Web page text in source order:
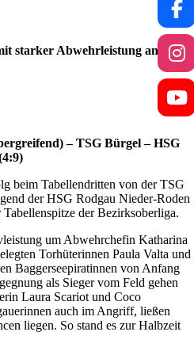
starker Abwehrleistung an
–TSG Bürgel – HSG
beim Tabellendritten von der TSG
der HSG Rodgau Nieder-Roden
der Bezirksoberliga.
um Abwehrchefin Katharina
Torhüterinnen Paula Valta und
Baggerseepiratinnen von Anfang
als Sieger vom Feld gehen
Laura Scariot und Coco
auch im Angriff, ließen
liegen. So stand es zur Halbzeit